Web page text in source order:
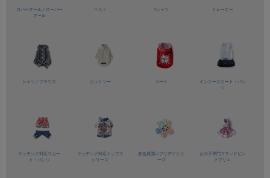
カバーオール／ オーバー
オール
ベスト Tシャツ トレーナー
シャツ／ ブラウス カットソー コート
インナースカート・パン
ツ
マッチング対応スカー
ト・パンツ
マッチング対応トップス
シリーズ
多色展開 エブリデイシリ
ーズ
女の子専門ブランド ピン
クプリエ